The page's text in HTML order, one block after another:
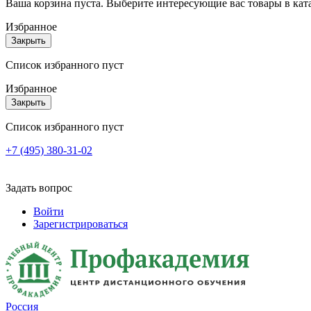
Ваша корзина пуста. Выберите интересующие вас товары в
Избранное
Закрыть
Список избранного пуст
Избранное
Закрыть
Список избранного пуст
+7 (495) 380-31-02
Задать вопрос
Войти
Зарегистрироваться
Россия